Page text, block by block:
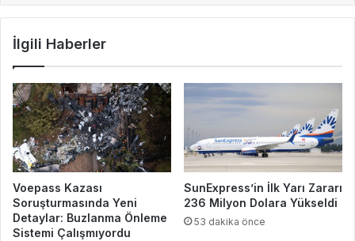
İlgili Haberler
Voepass Kazası
Soruşturmasında Yeni
Detaylar: Buzlanma Önleme
Sistemi Çalışmıyordu
SunExpress’in İlk Yarı Zararı
236 Milyon Dolara Yükseldi
53 dakika önce